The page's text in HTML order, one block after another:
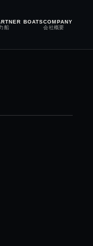
BOATS
船
COMPANY
会社概要